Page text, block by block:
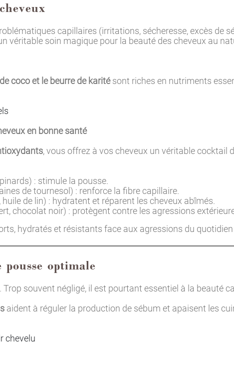
capillaires (irritations, sécheresse, excès de
véritable soin magique pour la beauté des cheveux au
coco et le beurre de karitésont riches en nutriments
en bonne santé
, vous offrez à vos cheveux un véritable cocktail
: stimule la pousse.
de tournesol) : renforce la fibre capillaire.
de lin) : hydratent et réparent les cheveux abîmés.
chocolat noir) : protègent contre les agressions
hydratés et résistants face aux agressions du quotidien
optimale
. Trop souvent négligé, il est pourtant essentiel à la beauté
aident à réguler la production de sébum et apaisent les
chevelu